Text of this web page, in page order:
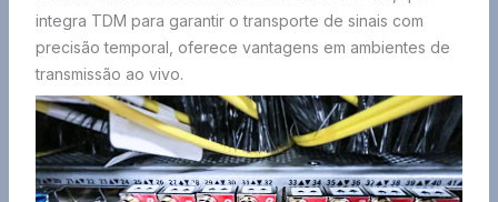
integra TDM para garantir o transporte de sinais com
precisão temporal, oferece vantagens em ambientes de
transmissão ao vivo.